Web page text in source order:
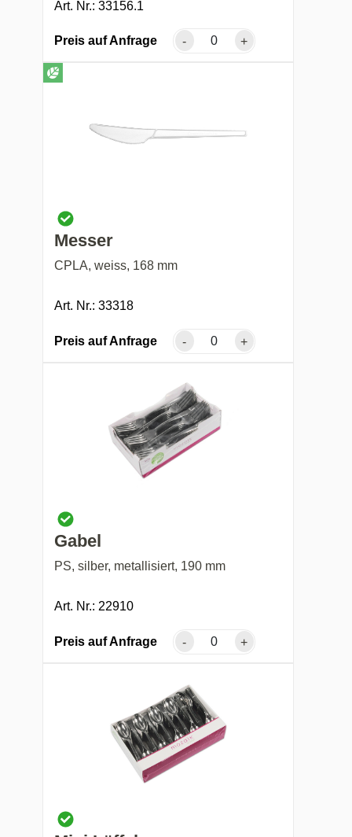
Art. Nr.: 33156.1
Preis auf Anfrage - +
Messer
CPLA, weiss, 168 mm
Art. Nr.: 33318
Preis auf Anfrage - +
Gabel
PS, silber, metallisiert, 190 mm
Art. Nr.: 22910
Preis auf Anfrage - +